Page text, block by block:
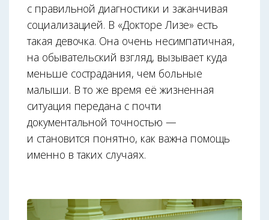
с правильной диагностики и заканчивая
социализацией. В «Докторе Лизе» есть
такая девочка. Она очень несимпатичная,
на обывательский взгляд, вызывает куда
меньше сострадания, чем больные
малыши. В то же время её жизненная
ситуация передана с почти
документальной точностью —
и становится понятно, как важна помощь
именно в таких случаях.